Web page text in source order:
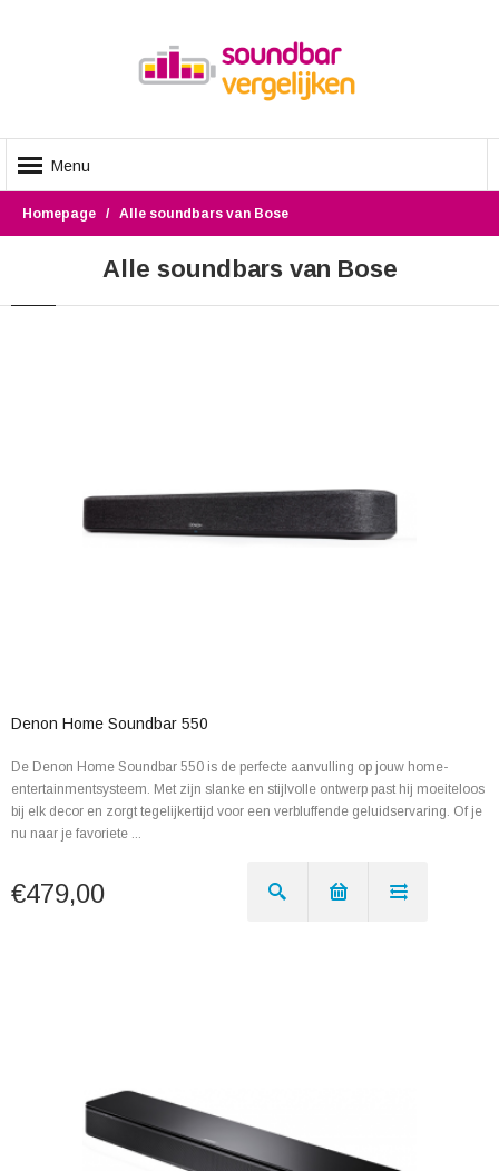
Menu
Homepage Alle soundbars van Bose
Alle soundbars van Bose
Denon Home Soundbar 550
De Denon Home Soundbar 550 is de perfecte aanvulling op jouw home-
entertainmentsysteem. Met zijn slanke en stijlvolle ontwerp past hij moeiteloos
bij elk decor en zorgt tegelijkertijd voor een verbluffende geluidservaring. Of je
nu naar je favoriete ...
€479,00